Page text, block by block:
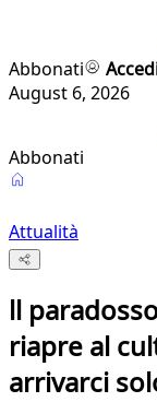
Abbonati
August 6, 2026
Abbonati
Attualità
ll
riapre al
arrivarci